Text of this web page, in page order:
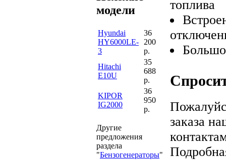
модели
Hyundai
HY6000LE-
3
36
200
р.
Hitachi
E10U
35
688
р.
KIPOR
IG2000
36
950
р.
Другие
предложения
раздела
"Бензогенераторы"
топлива
заказа